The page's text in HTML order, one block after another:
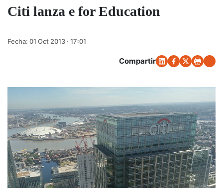
Citi lanza e for Education
Fecha: 01 Oct 2013 · 17:01
Compartir